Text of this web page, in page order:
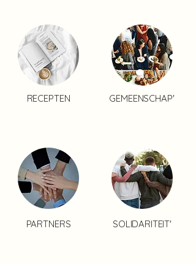
RECEPTEN GEMEENSCHAP'
PARTNERS SOLIDARITEIT'